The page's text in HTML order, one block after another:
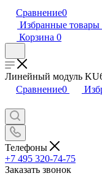
Сравнение0
Избранные товары
Корзина 0
Линейный модуль
Сравнение0
Телефоны
+7 495 320-74-75
Заказать звонок